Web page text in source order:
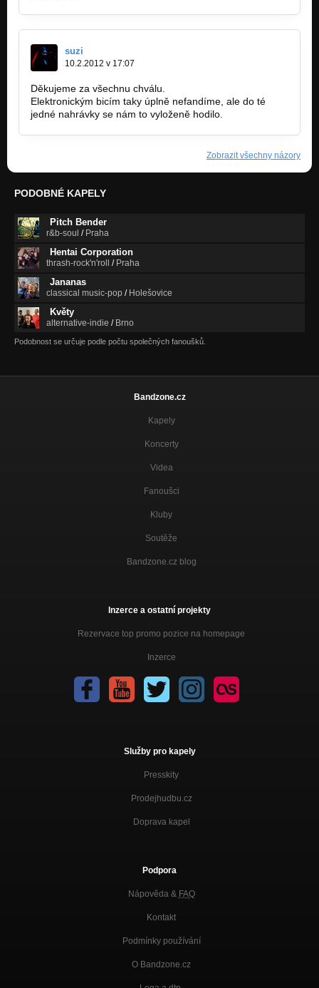
suzi
10.2.2012 v 17:07
Děkujeme za všechnu chválu.
Elektronickým bicím taky úplně nefandíme, ale do té
jedné nahrávky se nám to vyloženě hodilo.
Zobrazit všechny názory
PODOBNÉ KAPELY
Pitch Bender
r&b-soul / Praha
Hentai Corporation
thrash-rock'n'roll / Praha
Jananas
classical music-pop / Holešovice
Květy
alternative-indie / Brno
Podobnost se určuje podle počtu společných fanoušků.
Bandzone.cz
Kapely
Koncerty
Videa
Fanoušci
Kluby
Soutěže
Bandzone.cz blog
Inzerce a ostatní projekty
Rezervace top promo pozice na homepage
Inzerce
Služby pro kapely
Presskity
Prodejhudbu.cz
Doprava kapel
Podpora
Nápověda & FAQ
Kontakt
Podmínky používání
O Bandzone.cz